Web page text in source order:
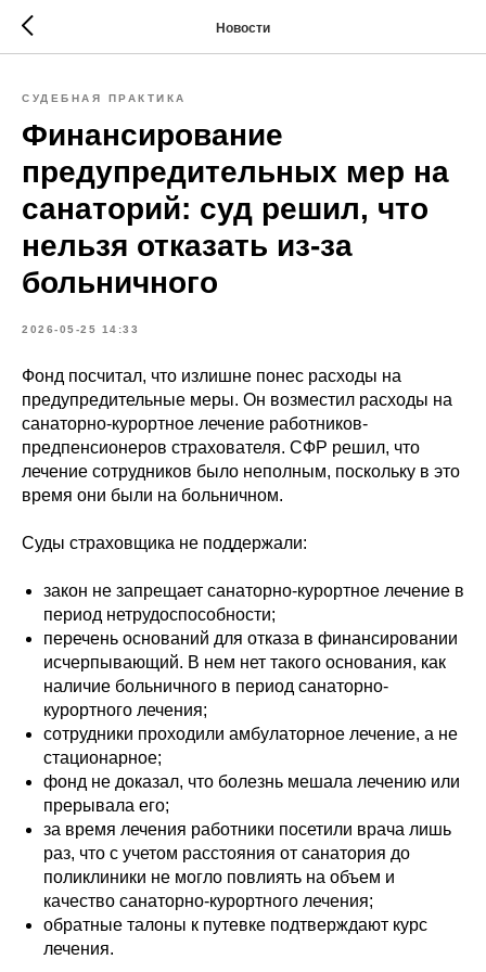
Новости
СУДЕБНАЯ ПРАКТИКА
Финансирование
предупредительных мер на
санаторий: суд решил, что
нельзя отказать из-за
больничного
2026-05-25 14:33
Фонд посчитал, что излишне понес расходы на
предупредительные меры. Он возместил расходы на
санаторно-курортное лечение работников-
предпенсионеров страхователя. СФР решил, что
лечение сотрудников было неполным, поскольку в это
время они были на больничном.
Суды страховщика не поддержали:
закон не запрещает санаторно-курортное лечение в
период нетрудоспособности;
перечень оснований для отказа в финансировании
исчерпывающий. В нем нет такого основания, как
наличие больничного в период санаторно-
курортного лечения;
сотрудники проходили амбулаторное лечение, а не
стационарное;
фонд не доказал, что болезнь мешала лечению или
прерывала его;
за время лечения работники посетили врача лишь
раз, что с учетом расстояния от санатория до
поликлиники не могло повлиять на объем и
качество санаторно-курортного лечения;
обратные талоны к путевке подтверждают курс
лечения.